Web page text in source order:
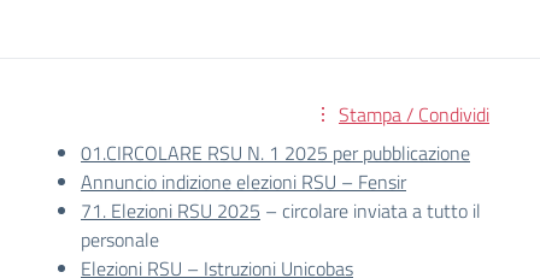
Stampa / Condividi
01.CIRCOLARE RSU N. 1 2025 per pubblicazione
Annuncio indizione elezioni RSU – Fensir
71. Elezioni RSU 2025 – circolare inviata a tutto il
personale
Elezioni RSU – Istruzioni Unicobas